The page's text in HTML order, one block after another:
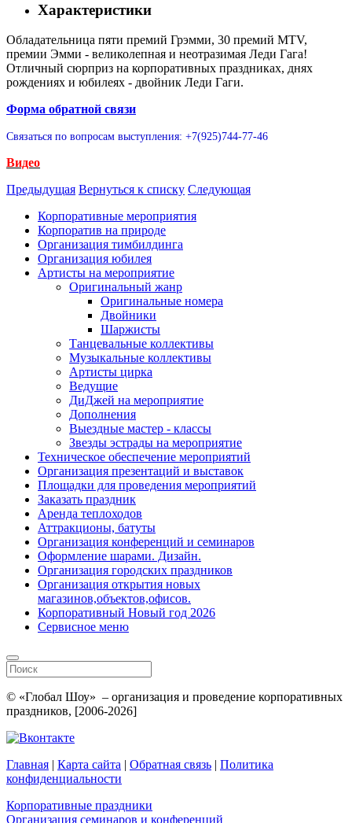
Характеристики
Обладательница пяти премий Грэмми, 30 премий MTV,
премии Эмми - великолепная и неотразимая Леди Гага!
Отличный сюрприз на корпоративных праздниках, днях
рождениях и юбилеях - двойник Леди Гаги.
Форма обратной связи
Связаться по вопросам выступления: +7(925)744-77-46
Видео
Предыдущая Вернуться к списку Следующая
Корпоративные мероприятия
Корпоратив на природе
Организация тимбилдинга
Организация юбилея
Артисты на мероприятие
Оригинальный жанр
Оригинальные номера
Двойники
Шаржисты
Танцевальные коллективы
Музыкальные коллективы
Артисты цирка
Ведущие
ДиДжей на мероприятие
Дополнения
Выездные мастер - классы
Звезды эстрады на мероприятие
Техническое обеспечение мероприятий
Организация презентаций и выставок
Площадки для проведения мероприятий
Заказать праздник
Аренда теплоходов
Аттракционы, батуты
Организация конференций и семинаров
Оформление шарами. Дизайн.
Организация городских праздников
Организация открытия новых
магазинов,объектов,офисов.
Корпоративный Новый год 2026
Сервисное меню
© «Глобал Шоу» – организация и проведение корпоративных
праздников, [2006-2026]
Главная | Карта сайта | Обратная связь | Политика
конфиденциальности
Корпоративные праздники
Организация семинаров и конференций